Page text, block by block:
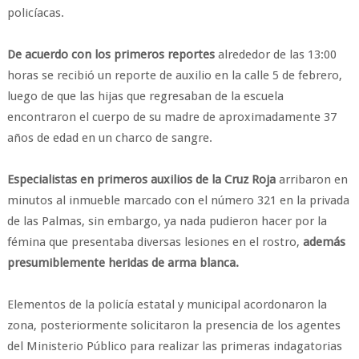
policíacas.
De acuerdo con los primeros reportes alrededor de las 13:00
horas se recibió un reporte de auxilio en la calle 5 de febrero,
luego de que las hijas que regresaban de la escuela
encontraron el cuerpo de su madre de aproximadamente 37
años de edad en un charco de sangre.
Especialistas en primeros auxilios de la Cruz Rojaarribaron en
minutos al inmueble marcado con el número 321 en la privada
de las Palmas, sin embargo, ya nada pudieron hacer por la
fémina que presentaba diversas lesiones en el rostro, además
presumiblemente heridas de arma blanca.
Elementos de la policía estatal y municipal acordonaron la
zona, posteriormente solicitaron la presencia de los agentes
del Ministerio Público para realizar las primeras indagatorias